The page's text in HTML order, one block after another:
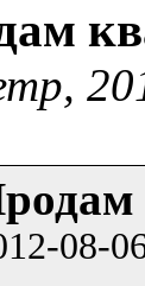
08-